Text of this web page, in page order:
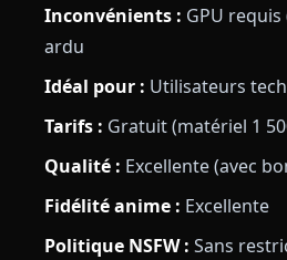
Inconvénients : GPU requis
ardu
Idéal pour : Utilisateurs
Tarifs : Gratuit (matériel 1
Qualité : Excellente (avec
Fidélité anime : Excellente
Politique NSFW : Sans